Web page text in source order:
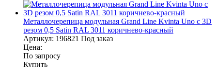
Металлочерепица модульная Grand Line Kvinta Uno c 3D
резом 0,5 Satin RAL 3011 коричнево-красный
Артикул: 196821 Под заказ
Цена:
По запросу
Купить